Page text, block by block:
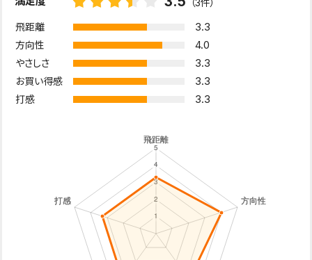
（3件）
飛距離 3.3
方向性 4.0
やさしさ 3.3
お買い得感 3.3
打感 3.3